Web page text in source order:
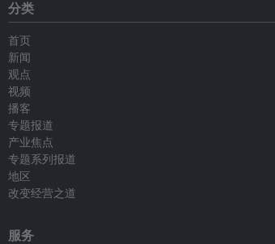
分类
首页
新闻
观点
视频
播客
专题报道
产业焦点
专题系列报道
地区
改变经营之道
服务